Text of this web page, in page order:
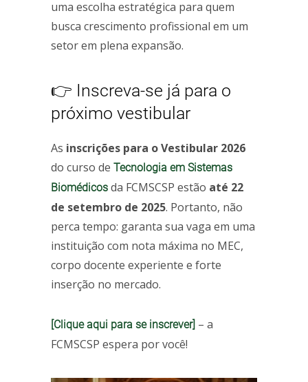
uma escolha estratégica para quem
busca crescimento profissional em um
setor em plena expansão.
👉 Inscreva-se já para o
próximo vestibular
As inscrições para o Vestibular 2026
do curso de Tecnologia em Sistemas
Biomédicos da FCMSCSP estão até 22
de setembro de 2025. Portanto, não
perca tempo: garanta sua vaga em uma
instituição com nota máxima no MEC,
corpo docente experiente e forte
inserção no mercado.
Clique aqui para se inscrever] – a
FCMSCSP espera por você!